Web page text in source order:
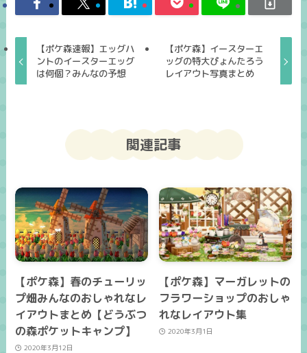
【ポケ森速報】エッグハ
ントのイースターエッグ
は何個？みんなの予想
【ポケ森】イースターエ
ッグの特大ぴょんたろう
レイアウト写真まとめ
関連記事
【ポケ森】春のチューリッ
プ畑みんなのおしゃれなレ
イアウトまとめ【どうぶつ
の森ポケットキャンプ】
2020年3月12日
【ポケ森】マーガレットの
フラワーショップのおしゃ
れなレイアウト集
2020年3月1日